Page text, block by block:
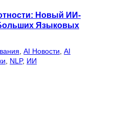
Новый ИИ-
Языковых
AI Новости AI
NLP, ИИ